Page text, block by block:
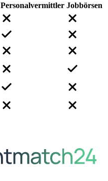
Personalvermittler Jobbörsen